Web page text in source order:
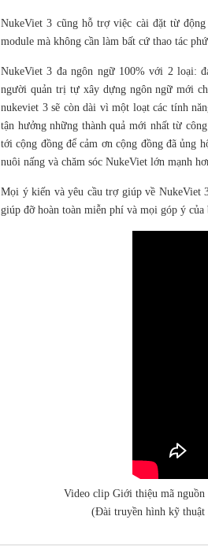
NukeViet 3 cũng hỗ trợ việc cài đặt từ
module mà không cần làm bất cứ thao tác
NukeViet 3 đa ngôn ngữ 100% với 2 loại:
người quản trị tự xây dựng ngôn ngữ mới
nukeviet 3 sẽ còn dài vì một loạt các tính
tận hưởng những thành quả mới nhất từ
tới cộng đồng để cảm ơn cộng đồng đã ủng
nuôi nấng và chăm sóc NukeViet lớn mạnh
Mọi ý kiến và yêu cầu trợ giúp về NukeViet
giúp đỡ hoàn toàn miễn phí và mọi góp ý của
Video clip Giới thiệu mã
(Đài truyền hình kỹ thuật